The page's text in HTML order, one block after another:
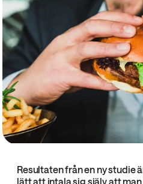
Resultaten från en ny studie
lätt att intala sig själv att